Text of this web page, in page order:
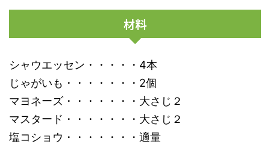
材料
シャウエッセン・・・・・4本
じゃがいも・・・・・・・2個
マヨネーズ・・・・・・・大さじ２
マスタード・・・・・・・大さじ２
塩コショウ・・・・・・・適量